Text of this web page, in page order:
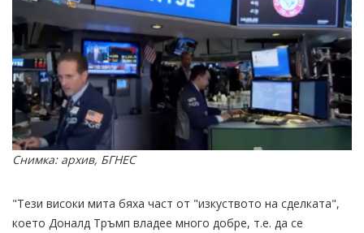
Снимка: архив, БГНЕС
"Тези високи мита бяха част от "изкуството на сделката",
което Доналд Тръмп владее много добре, т.е. да се